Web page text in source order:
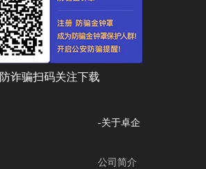
防诈骗扫码关注下载
-关于卓企
公司简介